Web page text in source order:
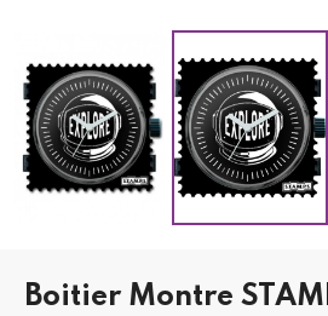
Boitier Montre